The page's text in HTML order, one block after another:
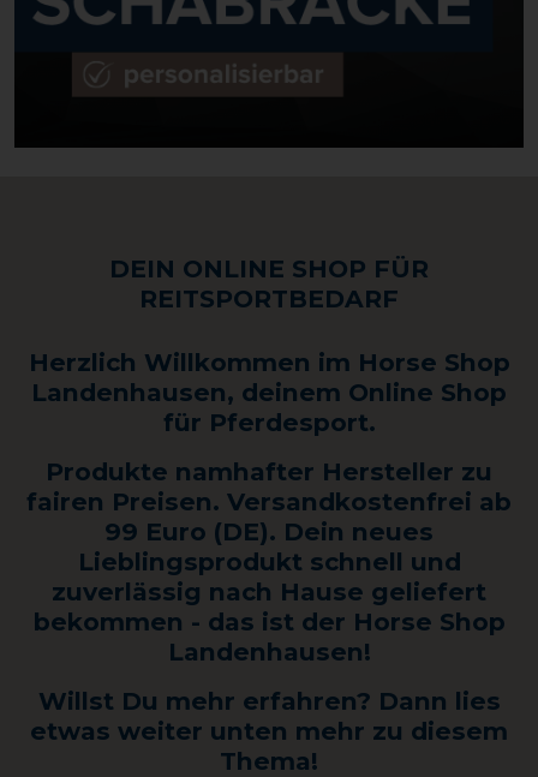
DEIN ONLINE SHOP FÜR
REITSPORTBEDARF
Herzlich Willkommen im Horse Shop
Landenhausen, deinem Online Shop
für Pferdesport.
Produkte namhafter Hersteller zu
fairen Preisen. Versandkostenfrei ab
99 Euro (DE). Dein neues
Lieblingsprodukt schnell und
zuverlässig nach Hause geliefert
bekommen - das ist der Horse Shop
Landenhausen!
Willst Du mehr erfahren? Dann lies
etwas weiter unten mehr zu diesem
Thema!